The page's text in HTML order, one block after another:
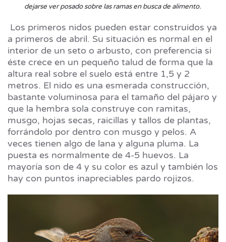
dejarse ver posado sobre las ramas en busca de alimento.
Los primeros nidos pueden estar construidos ya
a primeros de abril. Su situación es normal en el
interior de un seto o arbusto, con preferencia si
éste crece en un pequeño talud de forma que la
altura real sobre el suelo está entre 1,5 y 2
metros. El nido es una esmerada construcción,
bastante voluminosa para el tamaño del pájaro y
que la hembra sola construye con ramitas,
musgo, hojas secas, raicillas y tallos de plantas,
forrándolo por dentro con musgo y pelos. A
veces tienen algo de lana y alguna pluma. La
puesta es normalmente de 4-5 huevos. La
mayoría son de 4 y su color es azul y también los
hay con puntos inapreciables pardo rojizos.